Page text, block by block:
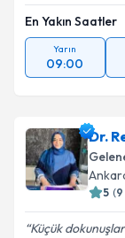
En Yakın Saatler
Yarın
09:00
Dr.
5 (9
Küçük